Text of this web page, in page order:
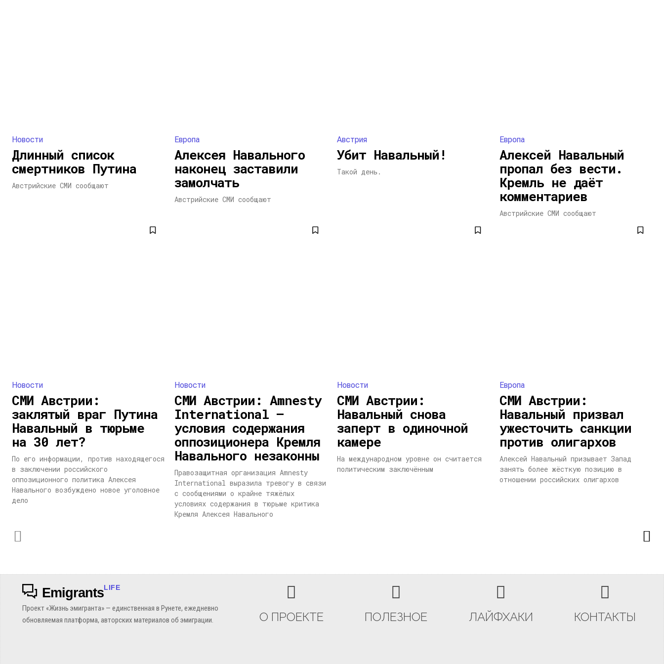
Новости
Длинный список
смертников Путина
Австрийские СМИ сообщают
Европа
Алексея Навального
наконец заставили
замолчать
Австрийские СМИ сообщают
Австрия
Убит Навальный!
Такой день.
Европа
Алексей Навальный
пропал без вести.
Кремль не даёт
комментариев
Австрийские СМИ сообщают
Новости
СМИ Австрии:
заклятый враг Путина
Навальный в тюрьме
на 30 лет?
По его информации, против находящегося
в заключении российского
оппозиционного политика Алексея
Навального возбуждено новое уголовное
дело
Новости
СМИ Австрии: Amnesty
International —
условия содержания
оппозиционера Кремля
Навального незаконны
Правозащитная организация Amnesty
International выразила тревогу в связи
с сообщениями о крайне тяжёлых
условиях содержания в тюрьме критика
Кремля Алексея Навального
Новости
СМИ Австрии:
Навальный снова
заперт в одиночной
камере
На международном уровне он считается
политическим заключённым
Европа
СМИ Австрии:
Навальный призвал
ужесточить санкции
против олигархов
Алексей Навальный призывает Запад
занять более жёсткую позицию в
отношении российских олигархов
EmigrantsLIFE
Проект «Жизнь эмигранта» — единственная в Рунете, ежедневно
обновляемая платформа, авторских материалов об эмиграции.
О ПРОЕКТЕ ПОЛЕЗНОЕ ЛАЙФХАКИ КОНТАКТЫ